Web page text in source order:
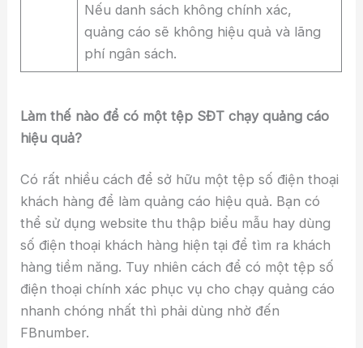
Nếu danh sách không chính xác,
quảng cáo sẽ không hiệu quả và lãng
phí ngân sách.
Làm thế nào để có một tệp SĐT chạy quảng cáo
hiệu quả?
Có rất nhiều cách để sở hữu một tệp số điện thoại
khách hàng để làm quảng cáo hiệu quả. Bạn có
thể sử dụng website thu thập biểu mẫu hay dùng
số điện thoại khách hàng hiện tại để tìm ra khách
hàng tiềm năng. Tuy nhiên cách để có một tệp số
điện thoại chính xác phục vụ cho chạy quảng cáo
nhanh chóng nhất thì phải dùng nhờ đến
FBnumber.